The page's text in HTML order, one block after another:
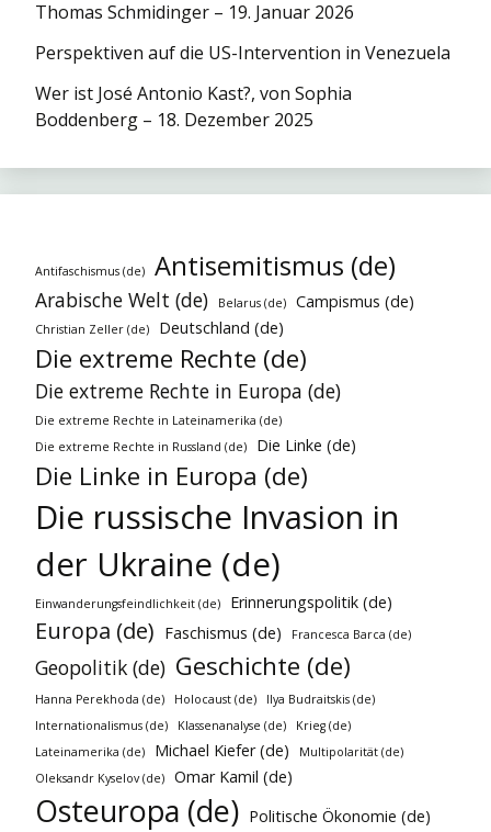
Thomas Schmidinger – 19. Januar 2026
Perspektiven auf die US-Intervention in Venezuela
Wer ist José Antonio Kast?, von Sophia
Boddenberg – 18. Dezember 2025
Antifaschismus (de) Antisemitismus (de)
Arabische Welt (de) Belarus (de) Campismus (de)
Christian Zeller (de) Deutschland (de)
Die extreme Rechte (de)
Die extreme Rechte in Europa (de)
Die extreme Rechte in Lateinamerika (de)
Die extreme Rechte in Russland (de)
Die Linke (de)
Die Linke in Europa (de)
Die russische Invasion in
der Ukraine (de)
Einwanderungsfeindlichkeit (de) Erinnerungspolitik (de)
Europa (de) Faschismus (de) Francesca Barca (de)
Geopolitik (de) Geschichte (de)
Hanna Perekhoda (de) Holocaust (de)
Ilya Budraitskis (de)
Internationalismus (de)
Klassenanalyse (de)
Krieg (de)
Lateinamerika (de)
Michael Kiefer (de)
Multipolarität (de)
Oleksandr Kyselov (de)
Omar Kamil (de)
Osteuropa (de) Politische Ökonomie (de)